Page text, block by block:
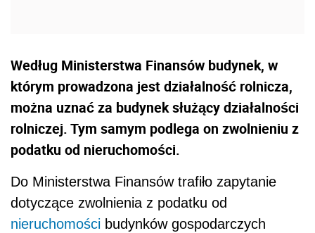
Według Ministerstwa Finansów budynek, w
którym prowadzona jest działalność rolnicza,
można uznać za budynek służący działalności
rolniczej. Tym samym podlega on zwolnieniu z
podatku od nieruchomości.
Do Ministerstwa Finansów trafiło zapytanie
dotyczące zwolnienia z podatku od
nieruchomości budynków gospodarczych